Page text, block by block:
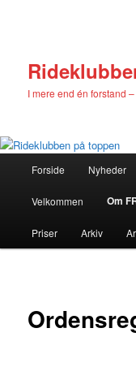
I mere end én forstand
Forside Nyheder
Velkommen Om
Priser Arkiv